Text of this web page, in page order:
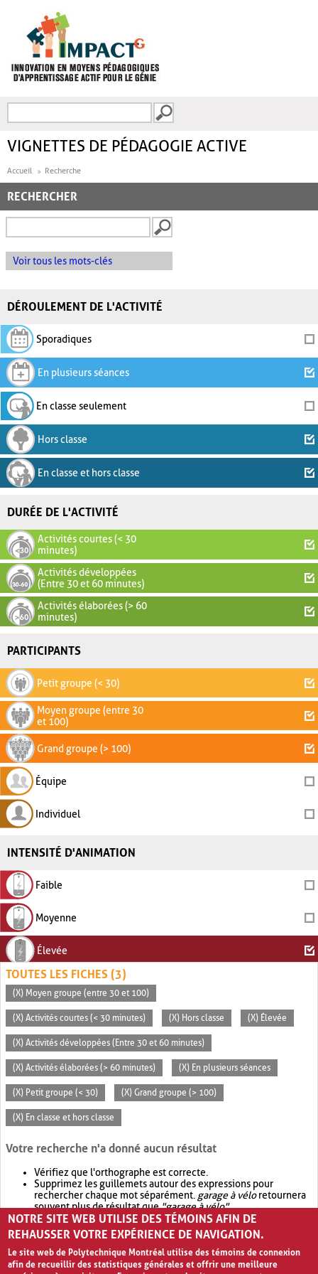
FORMULAIRE DE
VIGNETTES DE PÉDAGOGIE ACTIVE
Accueil Recherche
RECHERCHER
Voir tous les mots-clés
DÉROULEMENT DE L'ACTIVITÉ
Sporadiques
En plusieurs séances
En classe seulement
Hors classe
En classe et hors classe
DURÉE DE L'ACTIVITÉ
Activités courtes (< 30
minutes)
Activités développées
(Entre 30 et 60 minutes)
Activités élaborées (> 60
minutes)
PARTICIPANTS
Petit groupe (< 30)
Moyen groupe (entre 30
et 100)
Grand groupe (> 100)
Équipe
Individuel
INTENSITÉ D'ANIMATION
Faible
Moyenne
Élevée
TOUTES LES FICHES (3)
(X) Moyen groupe (entre 30 et 100)
(X) Activités courtes (< 30 minutes) (X) Hors classe (X) Élevée
(X) Activités développées (Entre 30 et 60 minutes)
(X) Activités élaborées (> 60 minutes) (X) En plusieurs séances
(X) Petit groupe (< 30) (X) Grand groupe (> 100)
(X) En classe et hors classe
Votre recherche n'a donné aucun résultat
Vérifiez que l'orthographe est correcte.
Supprimez les guillemets autour des expressions pour
rechercher chaque mot séparément. garage à véloretournera
souvent plus de résultat que"garage à vélo".
Envisagez d'élargir votre recherche avec OR.garage OR vélo
retournera souvent plus de résultat quegarage à vélo
NOTRE SITE WEB UTILISE DES TÉMOINS AFIN DE
REHAUSSER VOTRE EXPÉRIENCE DE NAVIGATION.
Le site web de Polytechnique Montréal utilise des témoins de connexion
afin de recueillir des statistiques générales et offrir une meilleure